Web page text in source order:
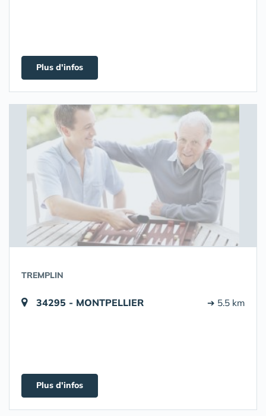
Plus d'infos
TREMPLIN
34295 - MONTPELLIER ➔ 5.5 km
Plus d'infos